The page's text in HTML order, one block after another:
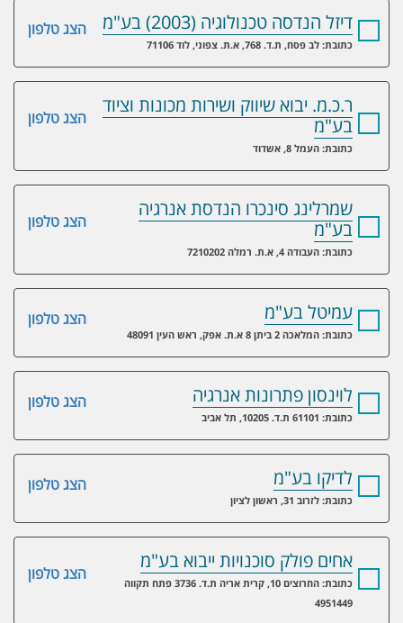
הצג טלפון דיזל הנדסה טכנולוגיה (2003) בע"מ
כתובת: לב פסח, ת.ד. 768, א.ת. צפוני, לוד 71106
הצג טלפון
ר.כ.מ. יבוא שיווק ושירות מכונות וציוד
בע"מ
כתובת: העמל 8, אשדוד
הצג טלפון
שמרלינג סינכרו הנדסת אנרגיה
בע"מ
כתובת: העבודה 4, א.ת. רמלה 7210202
הצג טלפון עמיטל בע"מ
כתובת: המלאכה 2 ביתן 8 א.ת. אפק, ראש העין 48091
הצג טלפון לוינסון פתרונות אנרגיה
כתובת: 61101 ת.ד. 10205, תל אביב
הצג טלפון לדיקו בע"מ
כתובת: לזרוב 31, ראשון לציון
הצג טלפון
אחים פולק סוכנויות ייבוא בע"מ
כתובת: החרוצים 10, קרית אריה ת.ד. 3736 פתח תקווה
4951449